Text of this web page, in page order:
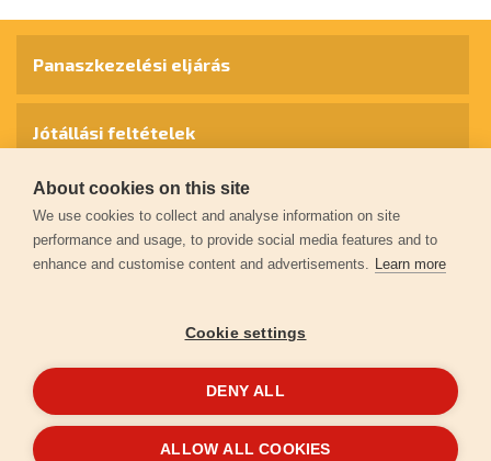
© 2026extol.hu- Minden jog fenntartva
Panaszkezelési eljárás
Jótállási feltételek
Személyes adatok védelme
Kapcsolat
Garancia regisztráció
About cookies on this site
We use cookies to collect and analyse information on site
performance and usage, to provide social media features and to
enhance and customise content and advertisements. Learn more
Cookie settings
DENY ALL
ALLOW ALL COOKIES